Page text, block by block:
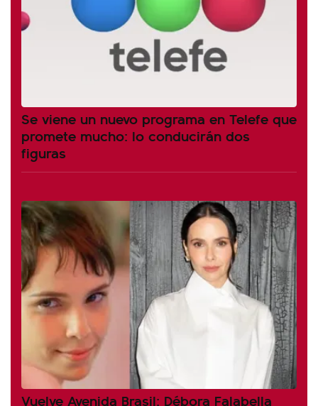
Se viene un nuevo programa en Telefe que
promete mucho: lo conducirán dos
figuras
Vuelve Avenida Brasil: Débora Falabella